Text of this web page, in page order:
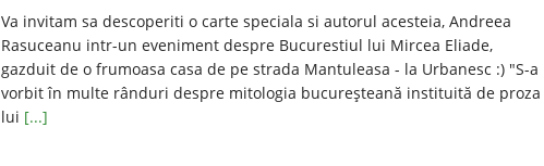
Va invitam sa descoperiti o carte speciala si autorul acesteia, Andreea
Rasuceanu intr-un eveniment despre Bucurestiul lui Mircea Eliade,
gazduit de o frumoasa casa de pe strada Mantuleasa - la Urbanesc :) "S-a
vorbit în multe rânduri despre mitologia bucureşteană instituită de proza
lui [...]